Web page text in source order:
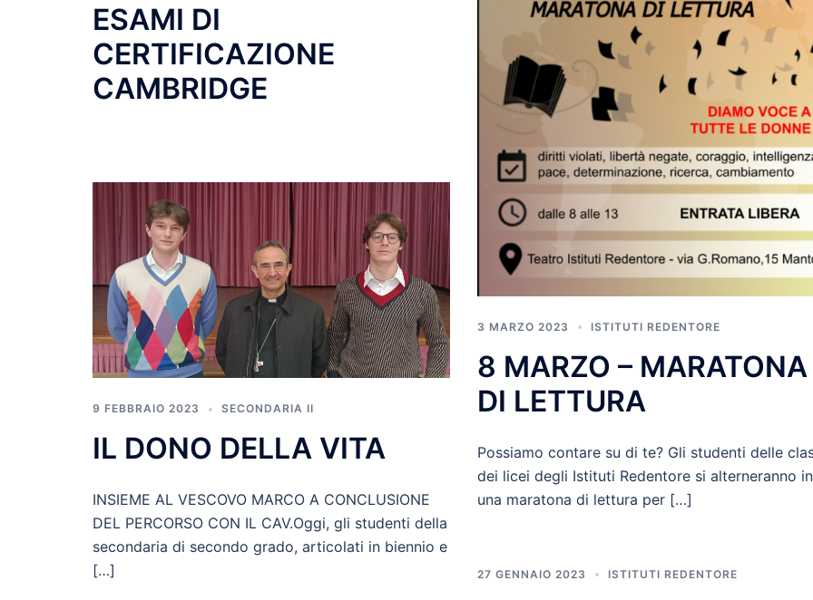
ESAMI DI
CERTIFICAZIONE
CAMBRIDGE
3 MARZO 2023 ISTITUTI REDENTORE
8 MARZO – MARATONA
DI LETTURA
Possiamo contare su di te? Gli studenti delle
dei licei degli Istituti Redentore si alterneranno in
una maratona di lettura per […]
9 FEBBRAIO 2023 SECONDARIA II
IL DONO DELLA VITA
INSIEME AL VESCOVO MARCO A CONCLUSIONE
DEL PERCORSO CON IL CAV.Oggi, gli studenti della
secondaria di secondo grado, articolati in biennio e
[…]
27 GENNAIO 2023 ISTITUTI REDENTORE